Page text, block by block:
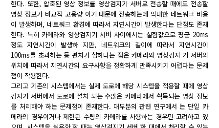
한다. 또한, 압축된 영상 정보를 영상검지기 서버로 전송할 때에도 전송할
영상 정보가 비교적 고용량 이기 때문에 전송하는데 막대한 네트워크 비용
이 발생하며, 네트워크 환경에 따라서 지연시간이 발생한다는 단점도 존재
한다. 특히 카메라와 영상검지기 서버 사이에서는 실험값으로 평균 20ms
정도 지연시간이 발생하 지만, 네트워크의 길이에 따라서 지연시간이
100ms를 초과하는 등 편차가 심하다는 점은 카메라와 영상검지 기 서버의
위치에 따라서 지연시간의 요구사항을 정확하게 만족시키기 어렵다는 문제
점이 작용한다.
그리고 기존의 시스템에서는 실제 도로에 해당 시스템을 적용할 때에 영상
검지기 서버에서 도로에 설치 되는 수많은 카메라에서 획득되는 영상 정보
를 처리해야 하는 문제점이 존재한다. 대부분의 관련 연구에서 는 단일 카
메라의 경우이거나 제한된 수량의 카메라를 사용하는 경우만 고려하고 있